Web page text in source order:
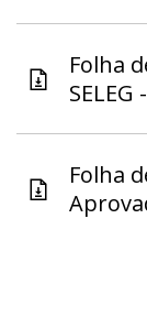
Folha
SELEG
Folha